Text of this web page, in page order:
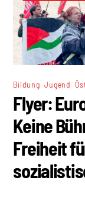
Bildung ,Jugend
Flyer:
Keine
Freiheit